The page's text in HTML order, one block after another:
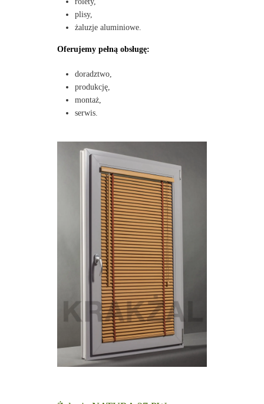
plisy,
żaluzje aluminiowe.
Oferujemy pełną obsługę:
doradztwo,
produkcję,
montaż,
serwis.